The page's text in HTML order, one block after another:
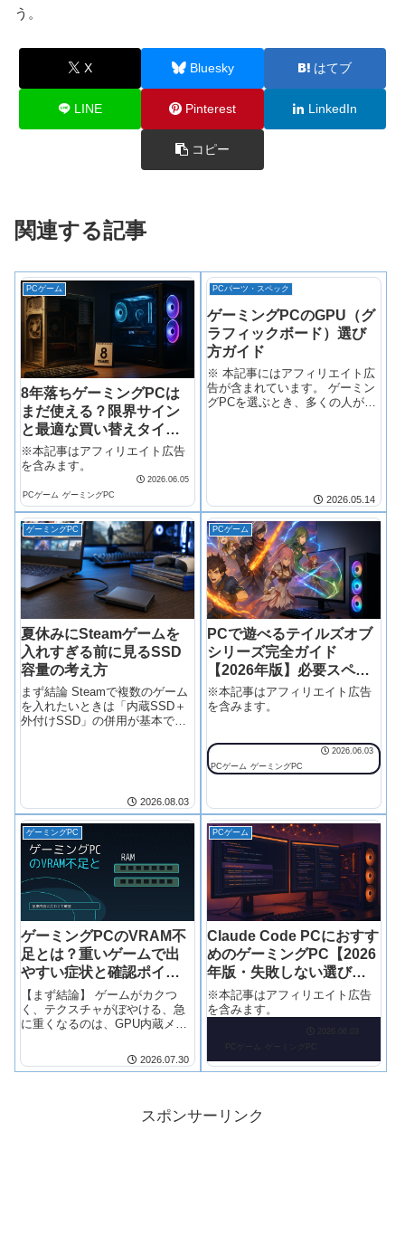
う。
X Bluesky はてブ
LINE Pinterest LinkedIn
コピー
関連する記事
PCゲーム
8年落ちゲーミングPCは
まだ使える？限界サイン
と最適な買い替えタイミ
ング
※本記事はアフィリエイト広告
を含みます。
2026.06.05
PCゲーム ゲーミングPC
PCパーツ・スペック
ゲーミングPCのGPU（グ
ラフィックボード）選び
方ガイド
※ 本記事にはアフィリエイト広
告が含まれています。 ゲーミン
グPCを選ぶとき、多くの人が
2026.05.14
ゲーミングPC
夏休みにSteamゲームを
入れすぎる前に見るSSD
容量の考え方
まず結論 Steamで複数のゲーム
を入れたいときは「内蔵SSD＋
外付けSSD」の併用が基本で
次
2026.08.03
PCゲーム
PCで遊べるテイルズオブ
シリーズ完全ガイド
【2026年版】必要スペッ
クとおすすめPC
※本記事はアフィリエイト広告
を含みます。
2026.06.03
PCゲーム ゲーミングPC
ゲーミングPC
ゲーミングPCのVRAM不
足とは？重いゲームで出
やすい症状と確認ポイン
ト
【まず結論】 ゲームがカクつ
く、テクスチャがぼやける、急
に重くなるのは、GPU内蔵メモ
とが原因のひとつです。VRAM
不足の症状を判定し、テクスチ
2026.07.30
PCゲーム
Claude Code PCにおすす
めのゲーミングPC【2026
年版・失敗しない選び
方】
※本記事はアフィリエイト広告
を含みます。
スポンサーリンク